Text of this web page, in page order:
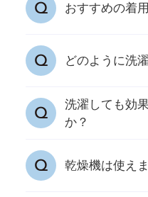
原則として受け
おすすめの着
インナーのため
じてご着用いた
どのように洗
乾燥機は使用せ
しをしてください
洗濯しても効
か？
効果は落ちませ
はじめ劣化はし
乾燥機は使え